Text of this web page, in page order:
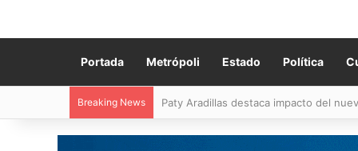
Portada Metrópoli Estado Política
Breaking News Villa de Pozos reporta reducción del